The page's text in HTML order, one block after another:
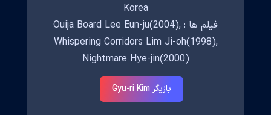
Korea
فیلم ها : Ouija Board Lee Eun-ju(2004),
Whispering Corridors Lim Ji-oh(1998),
Nightmare Hye-jin(2000)
بازیگر Gyu-ri Kim